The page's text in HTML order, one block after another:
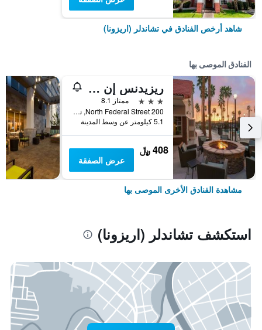
شاهد أرخص الفنادق في تشاندلر (اريزونا)
الفنادق الموصى بها
ريزيدنس إن باي ماريوت فينيكس شاندلر...
3 نجوم
ممتاز 8.1
200 North Federal Street, تشاندلر (اريزونا), AZ, الولايات المتحدة الأميريكية
5.1 كيلومتر عن وسط المدينة
408 ﷼
عرض الصفقة
مشاهدة الفنادق الأخرى الموصى بها
استكشف تشاندلر (اريزونا)